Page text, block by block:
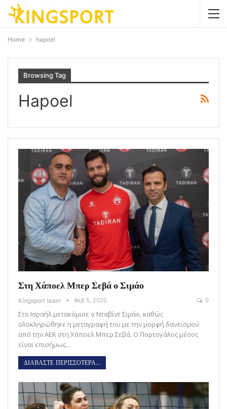
Home hapoel
Browsing Tag
Hapoel
Στη Χάποελ Μπερ Σεβά ο Σιμάο
Kingsport team Φεβ 5, 2020 0
Στο Ισραήλ μετακόμισε ο Νταβίντ Σιμάο, καθώς
ολοκληρώθηκε η μεταγραφή του με την μορφή δανεισμού
από την ΑΕΚ στη Χάποελ Μπερ Σεβά. Ο Πορτογάλος μέσος
είναι επισήμως…
ΔΙΑΒΑΣΤΕ ΠΕΡΙΣΣΟΤΕΡΑ...